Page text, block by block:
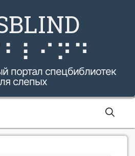
портал спецбиблиотек
слепых